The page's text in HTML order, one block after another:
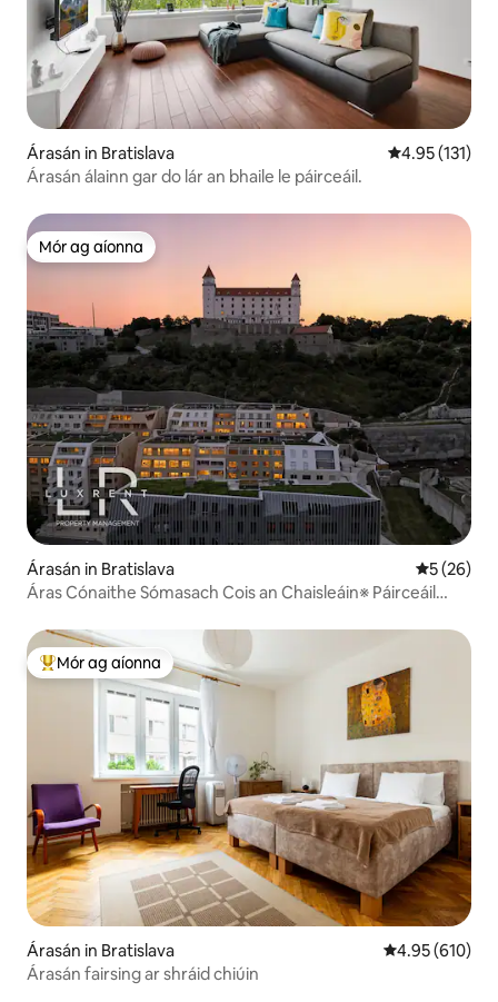
Árasán in Bratislava Meánrátáil
4.95 (131)
Árasán álainn gar do lár an bhaile le páirceáil.
Mór ag aíonna
Mór ag aíonna
Árasán in Bratislava
5 (26)
Áras Cónaithe Sómasach Cois an Chaisleáin※ Páirceáil
An-mhór ag aíonna
Mór ag aíonna
Árasán in Bratislava Meánrátáil
4.95 (610)
Árasán fairsing ar shráid chiúin